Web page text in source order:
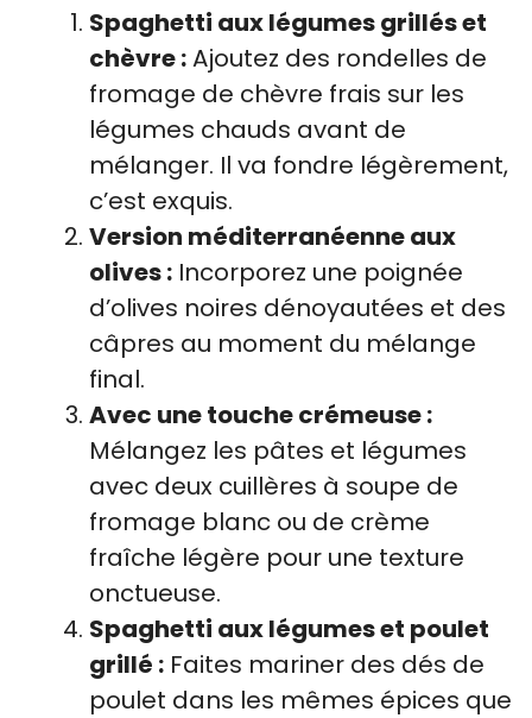
Spaghetti aux légumes grillés et
chèvre :Ajoutez des rondelles de
fromage de chèvre frais sur les
légumes chauds avant de
mélanger. Il va fondre légèrement,
c’est exquis.
Version méditerranéenne aux
olives : Incorporez une poignée
d’olives noires dénoyautées et des
câpres au moment du mélange
final.
Avec une touche crémeuse :
Mélangez les pâtes et légumes
avec deux cuillères à soupe de
fromage blanc ou de crème
fraîche légère pour une texture
onctueuse.
Spaghetti aux légumes et poulet
grillé : Faites mariner des dés de
poulet dans les mêmes épices que